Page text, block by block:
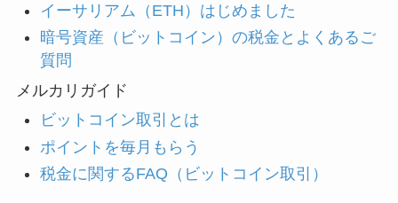
イーサリアム（ETH）はじめました
暗号資産（ビットコイン）の税金とよくあるご
質問
メルカリガイド
ビットコイン取引とは
ポイントを毎月もらう
税金に関するFAQ（ビットコイン取引）